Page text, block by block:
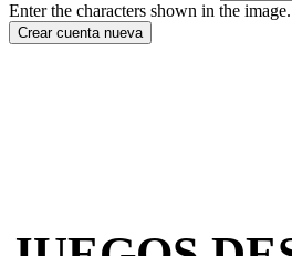
Enter the characters shown in the image.